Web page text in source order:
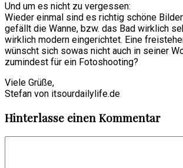
Und um es nicht zu vergessen:
Wieder einmal sind es richtig schöne
gefällt die Wanne, bzw. das Bad wirklich
wirklich modern eingerichtet. Eine
wünscht sich sowas nicht auch in seiner
zumindest für ein Fotoshooting?
Viele Grüße,
Stefan von itsourdailylife.de
Hinterlasse einen Kommentar